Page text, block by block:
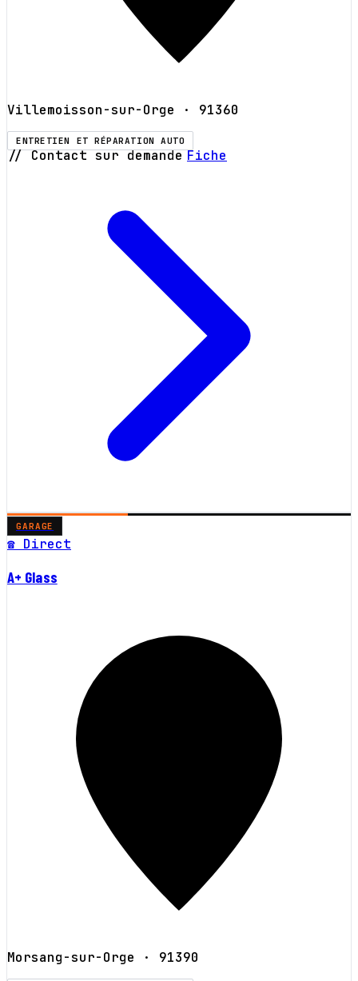
Villemoisson-sur-Orge · 91360
ENTRETIEN ET RÉPARATION AUTO
// Contact sur demande Fiche
GARAGE
☎ Direct
A+ Glass
Morsang-sur-Orge · 91390